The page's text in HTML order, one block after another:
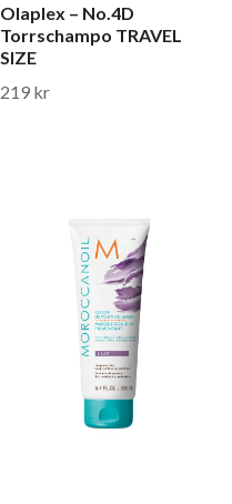
Olaplex – No.4D
Torrschampo TRAVEL
SIZE
219 kr